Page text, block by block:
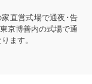
直営式場で通夜･告
京博善内の式場で通
ます。